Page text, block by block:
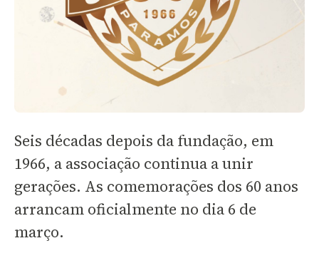
Seis décadas depois da fundação, em
1966, a associação continua a unir
gerações. As comemorações dos 60 anos
arrancam oficialmente no dia 6 de
março.